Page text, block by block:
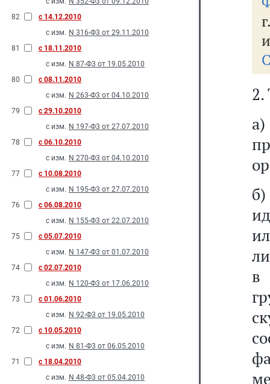
82
с 14.12.2010
с изм. N 316-Ф3 от 29.11.2010
81
с 18.11.2010
с изм. N 87-Ф3 от 19.05.2010
80
с 08.11.2010
с изм. N 263-Ф3 от 04.10.2010
79
с 29.10.2010
с изм. N 197-Ф3 от 27.07.2010
78
с 06.10.2010
с изм. N 270-Ф3 от 04.10.2010
77
с 10.08.2010
с изм. N 195-Ф3 от 27.07.2010
76
с 06.08.2010
с изм. N 155-Ф3 от 22.07.2010
75
с 05.07.2010
с изм. N 147-Ф3 от 01.07.2010
74
с 02.07.2010
с изм. N 120-Ф3 от 17.06.2010
73
с 01.06.2010
с изм. N 92-Ф3 от 19.05.2010
72
с 10.05.2010
с изм. N 81-Ф3 от 06.05.2010
71
с 18.04.2010
с изм. N 48-Ф3 от 05.04.2010
2.
в